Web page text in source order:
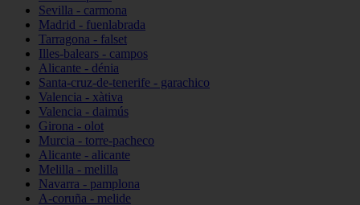
Sevilla - carmona
Madrid - fuenlabrada
Tarragona - falset
Illes-balears - campos
Alicante - dénia
Santa-cruz-de-tenerife - garachico
Valencia - xàtiva
Valencia - daimús
Girona - olot
Murcia - torre-pacheco
Alicante - alicante
Melilla - melilla
Navarra - pamplona
A-coruña - melide